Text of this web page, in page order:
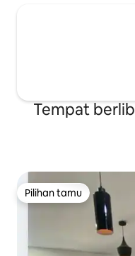
Tempat
Pilihan tamu
Pilihan tamu